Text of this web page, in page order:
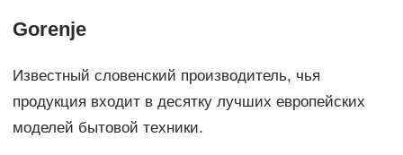
Gorenje
Известный словенский производитель, чья
продукция входит в десятку лучших европейских
моделей бытовой техники.